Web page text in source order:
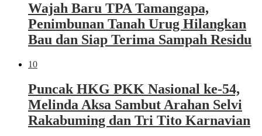
Wajah Baru TPA Tamangapa,
Penimbunan Tanah Urug Hilangkan
Bau dan Siap Terima Sampah Residu
10
Puncak HKG PKK Nasional ke-54,
Melinda Aksa Sambut Arahan Selvi
Rakabuming dan Tri Tito Karnavian